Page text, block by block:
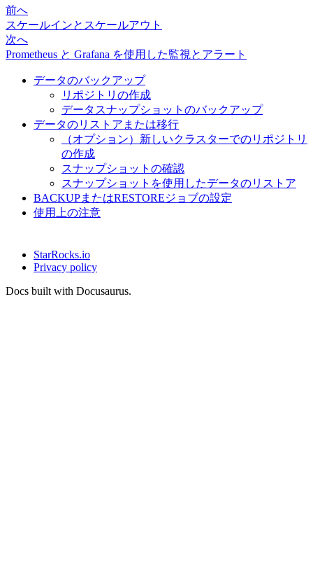
前へ
スケールインとスケールアウト
次へ
Prometheus と Grafana を使用した監視とアラート
データのバックアップ
リポジトリの作成
データスナップショットのバックアップ
データのリストアまたは移行
（オプション）新しいクラスターでのリポジトリ
の作成
スナップショットの確認
スナップショットを使用したデータのリストア
BACKUPまたはRESTOREジョブの設定
使用上の注意
StarRocks.io
Privacy policy
Docs built with Docusaurus.